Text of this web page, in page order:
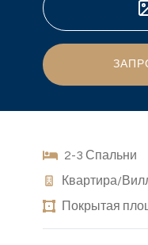
2-3 Спальни
Квартира/
Покрытая